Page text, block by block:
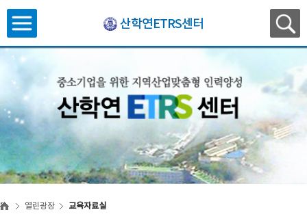
산학연ETRS센터
열린광장 교육자료실